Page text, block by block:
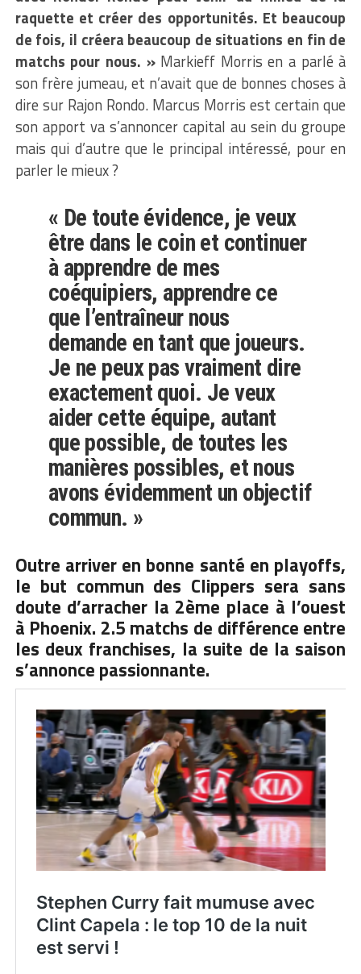
raquette et créer des opportunités. Et beaucoup
de fois, il créera beaucoup de situations en fin de
matchs pour nous. » Markieff Morris en a parlé à
son frère jumeau, et n’avait que de bonnes choses à
dire sur Rajon Rondo. Marcus Morris est certain que
son apport va s’annoncer capital au sein du groupe
mais qui d’autre que le principal intéressé, pour en
parler le mieux ?
« De toute évidence, je veux
être dans le coin et continuer
à apprendre de mes
coéquipiers, apprendre ce
que l’entraîneur nous
demande en tant que joueurs.
Je ne peux pas vraiment dire
exactement quoi. Je veux
aider cette équipe, autant
que possible, de toutes les
manières possibles, et nous
avons évidemment un objectif
commun. »
Outre arriver en bonne santé en playoffs,
le but commun des Clippers sera sans
doute d’arracher la 2ème place à l’ouest
à Phoenix. 2.5 matchs de différence entre
les deux franchises, la suite de la saison
s’annonce passionnante.